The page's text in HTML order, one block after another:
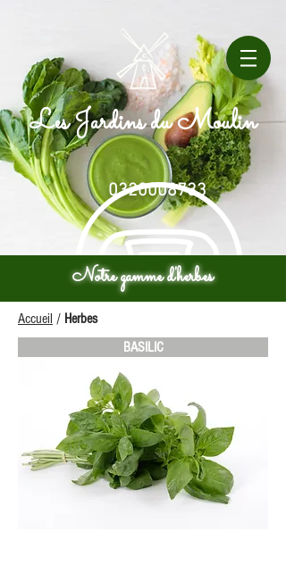
Les Jardins du Moulin
0320008733
Notre gamme d'herbes
Accueil / Herbes
BASILIC